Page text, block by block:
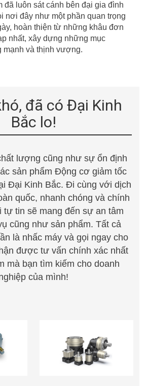
đã luôn sát cánh bên đại gia đình
nơi đây như một phần quan trọng
hoàn thiện từ những khâu đơn
nhất, xây dựng những mục
mạnh và thịnh vượng.
đã có Đại Kinh
Bắc lo!
lượng cũng như sự ổn định
sản phẩm Động cơ giảm tốc
Đại Kinh Bắc. Đi cùng với dịch
quốc, nhanh chóng và chính
tự tin sẽ mang đến sự an tâm
cũng như sản phẩm. Tất cả
là nhấc máyvà gọi ngay cho
được tư vấn chính xác nhất
mà bạn tìm kiếm cho doanh
của mình!
HỘP GIẢM TỐC HÀNH
TINH